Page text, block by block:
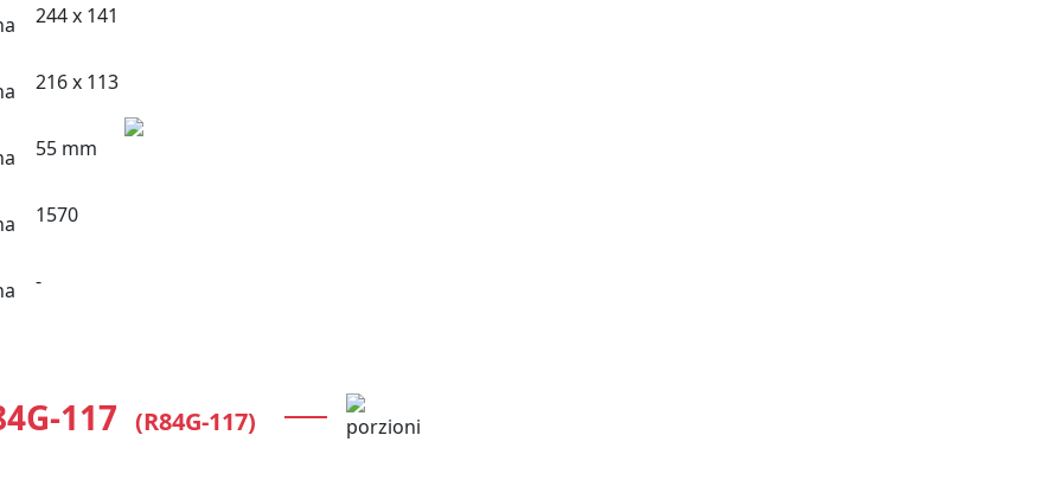
244 x 141
216 x 113
55 mm
1570
-
117 (R84G-117)